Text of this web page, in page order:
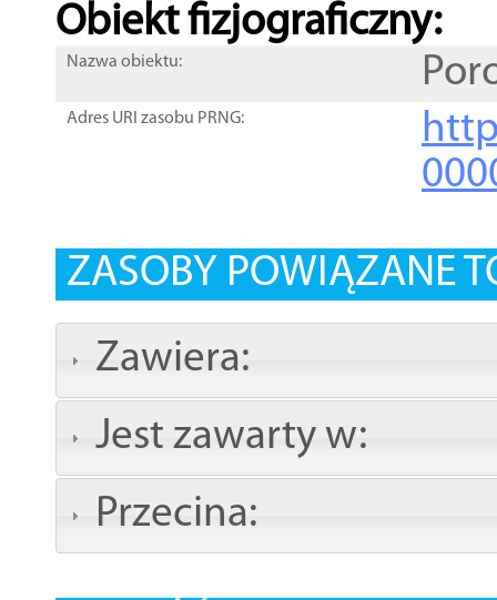
Obiekt fizjograficzny:
Nazwa obiektu:
Adres URI zasobu PRNG:
ZASOBY POWIĄZANE
Zawiera:
Jest zawarty w:
Przecina: